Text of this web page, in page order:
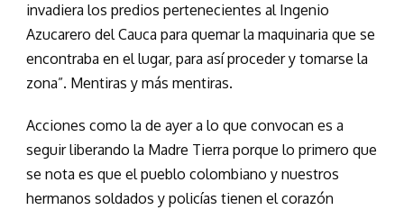
invadiera los predios pertenecientes al Ingenio
Azucarero del Cauca para quemar la maquinaria que se
encontraba en el lugar, para así proceder y tomarse la
zona”. Mentiras y más mentiras.
Acciones como la de ayer a lo que convocan es a
seguir liberando la Madre Tierra porque lo primero que
se nota es que el pueblo colombiano y nuestros
hermanos soldados y policías tienen el corazón